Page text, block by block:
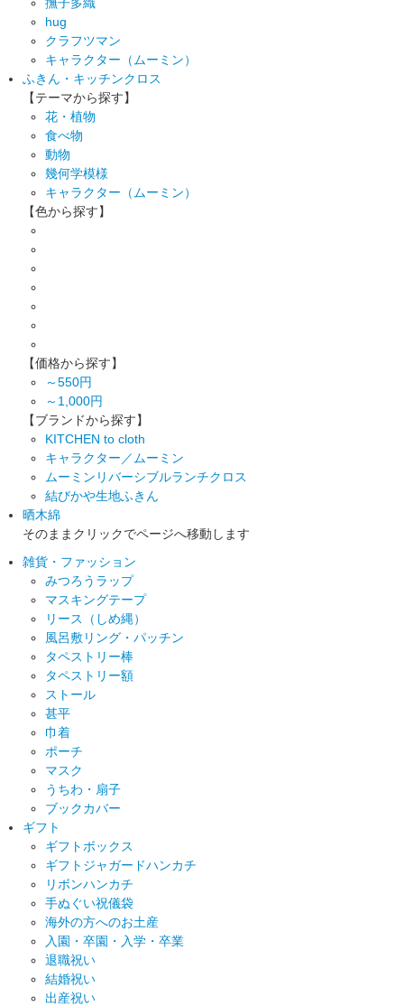
hug
クラフツマン
キャラクター（ムーミン）
ふきん・キッチンクロス
【テーマから探す】
花・植物
食べ物
動物
幾何学模様
キャラクター（ムーミン）
【色から探す】
【価格から探す】
～550円
～1,000円
【ブランドから探す】
KITCHEN to cloth
キャラクター／ムーミン
ムーミンリバーシブルランチクロス
結びかや生地ふきん
晒木綿
そのままクリックでページへ移動します
雑貨・ファッション
みつろうラップ
マスキングテープ
リース（しめ縄）
風呂敷リング・パッチン
タペストリー棒
タペストリー額
ストール
甚平
巾着
ポーチ
マスク
うちわ・扇子
ブックカバー
ギフト
ギフトボックス
ギフトジャガードハンカチ
リボンハンカチ
手ぬぐい祝儀袋
海外の方へのお土産
入園・卒園・入学・卒業
退職祝い
結婚祝い
出産祝い